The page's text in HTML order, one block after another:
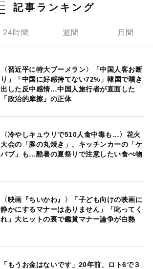
記事ランキング
24時間 週間 月間
〈習近平に特大ブーメラン〉「中国人客お断
り」「中国に好感持てない72%」韓国で噴き
出した反中感情…中国人旅行者が直面した
「政治的摩擦」の正体
〈冷やしキュウリで510人食中毒も…〉花火
大会の「豚の丸焼き」、キッチンカーの「ケ
バブ」も…酷暑の夏祭りで注意したい食べ物
〈映画『ちいかわ』〉「子ども向けの映画に
静かにするマナーはありません」「叱ってく
れ」大ヒットの裏で鑑賞マナー論争が白熱
「もうお金はないです」20年前、ロト6で３